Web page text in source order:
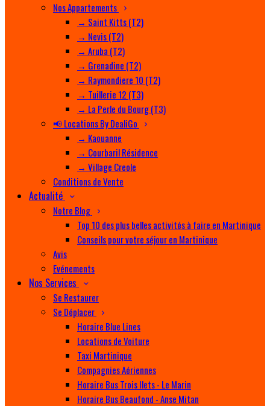
Nos Appartements
→ Saint Kitts (T2)
→ Nevis (T2)
→ Aruba (T2)
→ Grenadine (T2)
→ Raymondiere 10 (T2)
→ Tuillerie 12 (T3)
→ La Perle du Bourg (T3)
📢 Locations By DealiGo
→ Kaouanne
→ Courbaril Résidence
→ Village Creole
Conditions de Vente
Actualité
Notre Blog
Top 10 des plus belles activités à faire en Martinique
Conseils pour votre séjour en Martinique
Avis
Evénements
Nos Services
Se Restaurer
Se Déplacer
Horaire Blue Lines
Locations de Voiture
Taxi Martinique
Compagnies Aériennes
Horaire Bus Trois Ilets - Le Marin
Horaire Bus Beaufond - Anse Mitan